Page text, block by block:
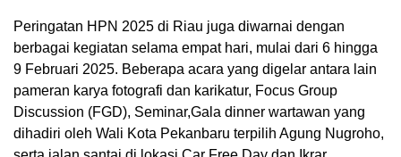
Peringatan HPN 2025 di Riau juga diwarnai dengan
berbagai kegiatan selama empat hari, mulai dari 6 hingga
9 Februari 2025. Beberapa acara yang digelar antara lain
pameran karya fotografi dan karikatur, Focus Group
Discussion (FGD), Seminar,Gala dinner wartawan yang
dihadiri oleh Wali Kota Pekanbaru terpilih Agung Nugroho,